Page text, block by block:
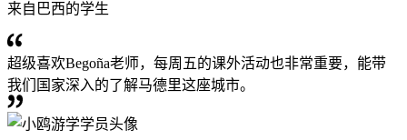
来自巴西的学生
超级喜欢Begoña老师，每周五的课外活动也非常重要，能带
我们国家深入的了解马德里这座城市。